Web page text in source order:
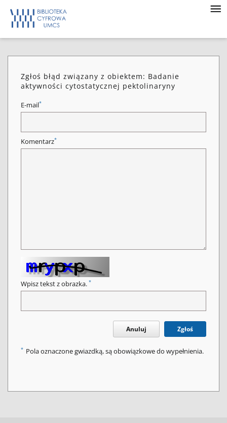
Zgłoś błąd związany z obiektem: Badanie
aktywności cytostatycznej pektolinaryny
E-mail*
Komentarz*
Wpisz tekst z obrazka. *
Anuluj Zgłoś
* Pola oznaczone gwiazdką, są obowiązkowe do wypełnienia.